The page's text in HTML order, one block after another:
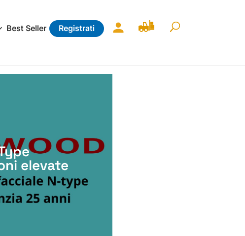
Best Seller Registrati
elevate